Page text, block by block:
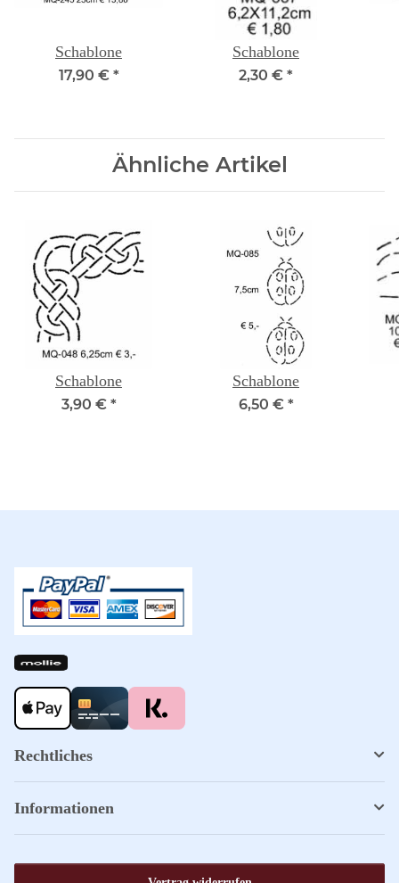
Schablone
17,90 € *
Schablone
2,30 € *
Ähnliche Artikel
Schablone
3,90 € *
Schablone
6,50 € *
Rechtliches
Informationen